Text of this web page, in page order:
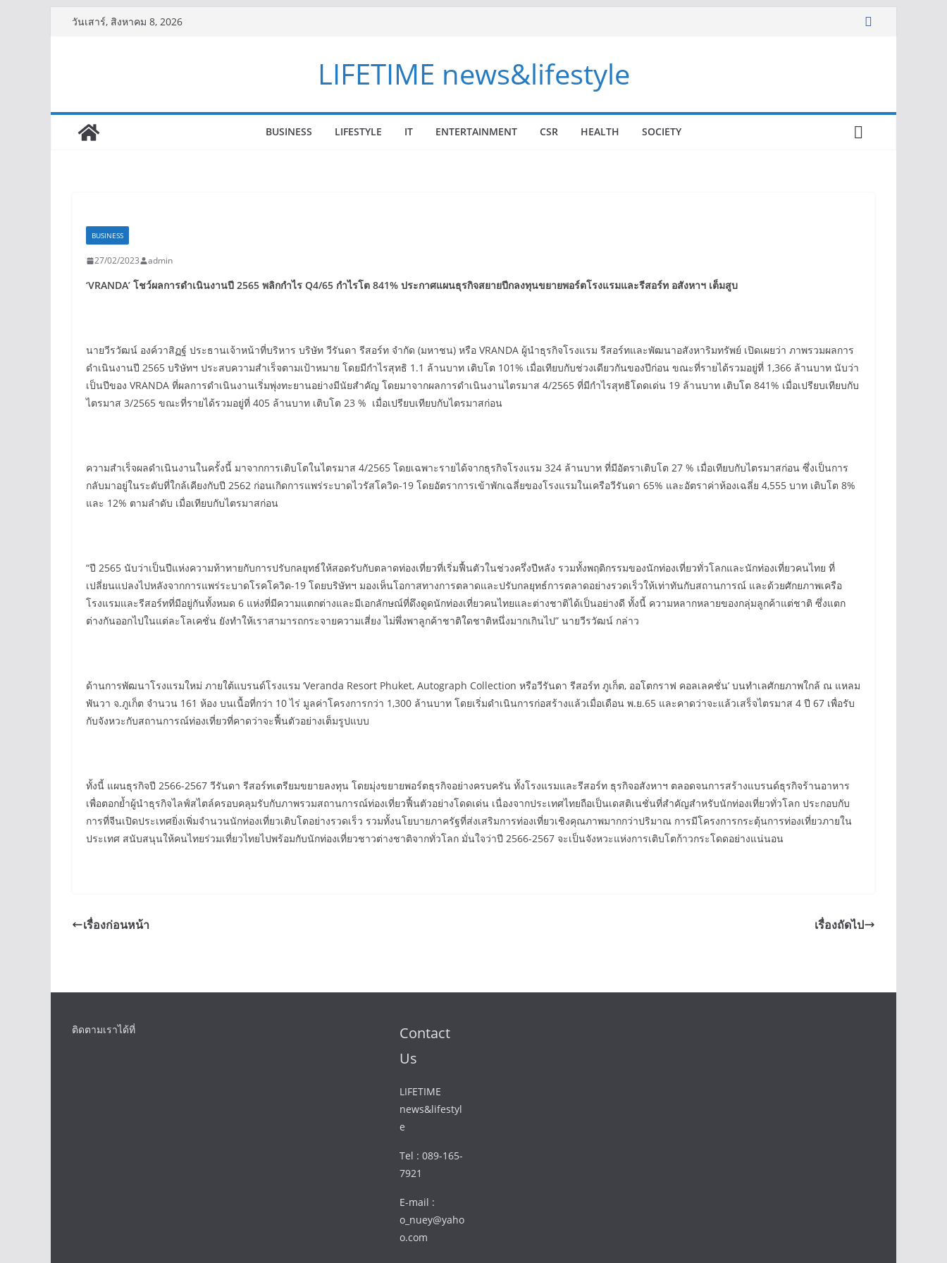
วันเสาร์, สิงหาคม 8, 2026
LIFETIME news&lifestyle
BUSINESS LIFESTYLE IT ENTERTAINMENT CSR HEALTH SOCIETY
BUSINESS
27/02/2023 admin
‘VRANDA’ โชว์ผลการดำเนินงานปี 2565 พลิกกำไร Q4/65 กำไรโต 841% ประกาศแผนธุรกิจสยายปีกลงทุนขยายพอร์ตโรงแรมและรีสอร์ท อสังหาฯ เต็มสูบ
นายวีรวัฒน์ องค์วาสิฏฐ์ ประธานเจ้าหน้าที่บริหาร บริษัท วีรันดา รีสอร์ท จำกัด (มหาชน) หรือ VRANDA ผู้นำธุรกิจโรงแรม รีสอร์ทและพัฒนาอสังหาริมทรัพย์ เปิดเผยว่า ภาพรวมผลการ
ดำเนินงานปี 2565 บริษัทฯ ประสบความสำเร็จตามเป้าหมาย โดยมีกำไรสุทธิ 1.1 ล้านบาท เติบโต 101% เมื่อเทียบกับช่วงเดียวกันของปีก่อน ขณะที่รายได้รวมอยู่ที่ 1,366 ล้านบาท นับว่า
เป็นปีของ VRANDA ที่ผลการดำเนินงานเริ่มพุ่งทะยานอย่างมีนัยสำคัญ โดยมาจากผลการดำเนินงานไตรมาส 4/2565 ที่มีกำไรสุทธิโดดเด่น 19 ล้านบาท เติบโต 841% เมื่อเปรียบเทียบกับ
ไตรมาส 3/2565 ขณะที่รายได้รวมอยู่ที่ 405 ล้านบาท เติบโต 23 % เมื่อเปรียบเทียบกับไตรมาสก่อน
ความสำเร็จผลดำเนินงานในครั้งนี้ มาจากการเติบโตในไตรมาส 4/2565 โดยเฉพาะรายได้จากธุรกิจโรงแรม 324 ล้านบาท ที่มีอัตราเติบโต 27 % เมื่อเทียบกับไตรมาสก่อน ซึ่งเป็นการ
กลับมาอยู่ในระดับที่ใกล้เคียงกับปี 2562 ก่อนเกิดการแพร่ระบาดไวรัสโควิด-19 โดยอัตราการเข้าพักเฉลี่ยของโรงแรมในเครือวีรันดา 65% และอัตราค่าห้องเฉลี่ย 4,555 บาท เติบโต 8%
และ 12% ตามลำดับ เมื่อเทียบกับไตรมาสก่อน
“ปี 2565 นับว่าเป็นปีแห่งความท้าทายกับการปรับกลยุทธ์ให้สอดรับกับตลาดท่องเที่ยวที่เริ่มฟื้นตัวในช่วงครึ่งปีหลัง รวมทั้งพฤติกรรมของนักท่องเที่ยวทั่วโลกและนักท่องเที่ยวคนไทย ที่
เปลี่ยนแปลงไปหลังจากการแพร่ระบาดโรคโควิด-19 โดยบริษัทฯ มองเห็นโอกาสทางการตลาดและปรับกลยุทธ์การตลาดอย่างรวดเร็วให้เท่าทันกับสถานการณ์ และด้วยศักยภาพเครือ
โรงแรมและรีสอร์ทที่มีอยู่กันทั้งหมด 6 แห่งที่มีความแตกต่างและมีเอกลักษณ์ที่ดึงดูดนักท่องเที่ยวคนไทยและต่างชาติได้เป็นอย่างดี ทั้งนี้ ความหลากหลายของกลุ่มลูกค้าแต่ชาติ ซึ่งแตก
ต่างกันออกไปในแต่ละโลเคชั่น ยังทำให้เราสามารถกระจายความเสี่ยง ไม่พึ่งพาลูกค้าชาติใดชาติหนึ่งมากเกินไป” นายวีรวัฒน์ กล่าว
ด้านการพัฒนาโรงแรมใหม่ ภายใต้แบรนด์โรงแรม ‘Veranda Resort Phuket, Autograph Collection หรือวีรันดา รีสอร์ท ภูเก็ต, ออโตกราฟ คอลเลคชั่น’ บนทำเลศักยภาพใกล้ ณ แหลม
พันวา จ.ภูเก็ต จำนวน 161 ห้อง บนเนื้อที่กว่า 10 ไร่ มูลค่าโครงการกว่า 1,300 ล้านบาท โดยเริ่มดำเนินการก่อสร้างแล้วเมื่อเดือน พ.ย.65 และคาดว่าจะแล้วเสร็จไตรมาส 4 ปี 67 เพื่อรับ
กับจังหวะกับสถานการณ์ท่องเที่ยวที่คาดว่าจะฟื้นตัวอย่างเต็มรูปแบบ
ทั้งนี้ แผนธุรกิจปี 2566-2567 วีรันดา รีสอร์ทเตรียมขยายลงทุน โดยมุ่งขยายพอร์ตธุรกิจอย่างครบครัน ทั้งโรงแรมและรีสอร์ท ธุรกิจอสังหาฯ ตลอดจนการสร้างแบรนด์ธุรกิจร้านอาหาร
เพื่อตอกย้ำผู้นำธุรกิจไลฟ์สไตล์ครอบคลุมรับกับภาพรวมสถานการณ์ท่องเที่ยวฟื้นตัวอย่างโดดเด่น เนื่องจากประเทศไทยถือเป็นเดสติเนชั่นที่สำคัญสำหรับนักท่องเที่ยวทั่วโลก ประกอบกับ
การที่จีนเปิดประเทศยิ่งเพิ่มจำนวนนักท่องเที่ยวเติบโตอย่างรวดเร็ว รวมทั้งนโยบายภาครัฐที่ส่งเสริมการท่องเที่ยวเชิงคุณภาพมากกว่าปริมาณ การมีโครงการกระตุ้นการท่องเที่ยวภายใน
ประเทศ สนับสนุนให้คนไทยร่วมเที่ยวไทยไปพร้อมกับนักท่องเที่ยวชาวต่างชาติจากทั่วโลก มั่นใจว่าปี 2566-2567 จะเป็นจังหวะแห่งการเติบโตก้าวกระโดดอย่างแน่นอน
เรื่องก่อนหน้า เรื่องถัดไป
ติดตามเราได้ที่
Contact
Us
LIFETIME
news&lifestyl
e
Tel : 089-165-
7921
E-mail :
o_nuey@yaho
o.com